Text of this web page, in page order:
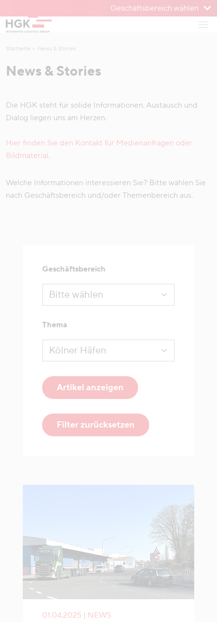
Zum Inhalt
Geschäftsbereich wählen
Startseite News & Stories
News & Stories
Die HGK steht für solide Informationen. Austausch und
Dialog liegen uns am Herzen.
Hier finden Sie den Kontakt für Medienanfragen oder
Bildmaterial.
Welche Informationen interessieren Sie? Bitte wählen Sie
nach Geschäftsbereich und/oder Themenbereich aus.
Geschäftsbereich
Thema
Artikel anzeigen
Filter zurücksetzen
01.04.2025 | NEWS